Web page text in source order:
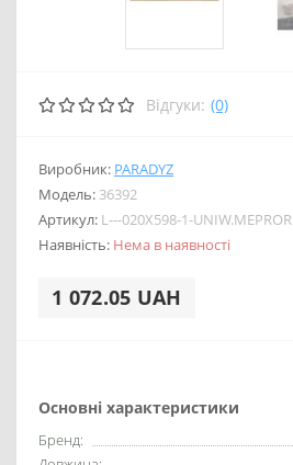
Відгуки: (0)
Виробник: PARADYZ
Модель: 36392
Артикул: L---020X598-1-UNIW.MEPROR
Наявність: Нема в наявності
1 072.05 UAH
Основні характеристики
Бренд: